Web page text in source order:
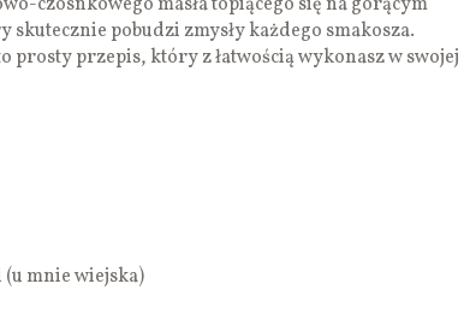
skutecznie pobudzi zmysły każdego smakosza.
prosty przepis, który z łatwością wykonasz w swojej
mnie wiejska)